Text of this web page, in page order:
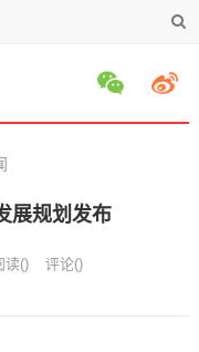
展规划发布
读() 评论()